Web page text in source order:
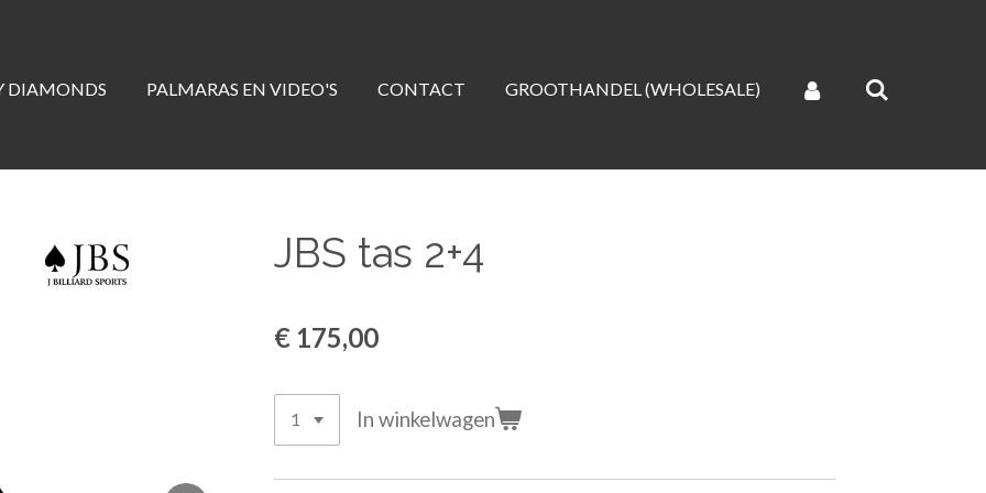
DIAMONDS PALMARAS EN VIDEO'S CONTACT GROOTHANDEL (WHOLESALE)
JBS tas 2+4
€ 175,00
In winkelwagen